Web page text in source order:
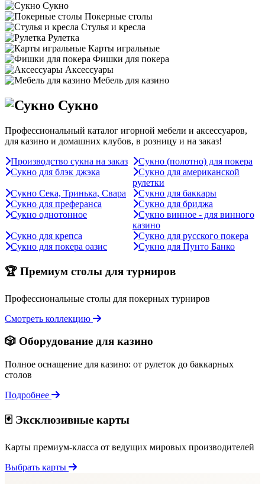
Сукно
Покерные столы
Стулья и кресла
Рулетка
Карты игральные
Фишки для покера
Аксессуары
Мебель для казино
Сукно
Профессиональный каталог игорной мебели и аксессуаров,
для казино и домашних клубов, в розницу и на заказ!
Производство сукна на заказ
Сукно (полотно) для покера
Сукно для блэк джэка
Сукно для американской
рулетки
Сукно Сека, Тринька, Свара
Сукно для баккары
Сукно для преферанса
Сукно для бриджа
Сукно однотонное
Сукно винное - для винного
казино
Сукно для крепса
Сукно для русского покера
Сукно для покера оазис
Сукно для Пунто Банко
🏆 Премиум столы для турниров
Профессиональные столы для покерных турниров
Смотреть коллекцию
🎲 Оборудование для казино
Полное оснащение для казино: от рулеток до баккарных
столов
Подробнее
🃏 Эксклюзивные карты
Карты премиум-класса от ведущих мировых производителей
Выбрать карты